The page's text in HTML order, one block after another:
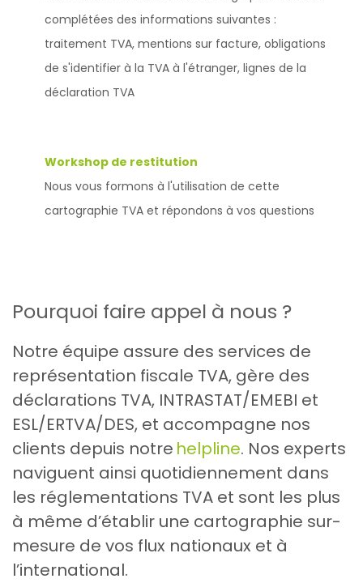
complétées des informations suivantes :
traitement TVA, mentions sur facture, obligations
de s'identifier à la TVA à l'étranger, lignes de la
déclaration TVA
Workshop de restitution
Nous vous formons à l'utilisation de cette
cartographie TVA et répondons à vos questions
Pourquoi faire appel à nous ?
Notre équipe assure des services de
représentation fiscale TVA, gère des
déclarations TVA, INTRASTAT/EMEBI et
ESL/ERTVA/DES, et accompagne nos
clients depuis notre helpline. Nos experts
naviguent ainsi quotidiennement dans
les réglementations TVA et sont les plus
à même d’établir une cartographie sur-
mesure de vos flux nationaux et à
l’international.